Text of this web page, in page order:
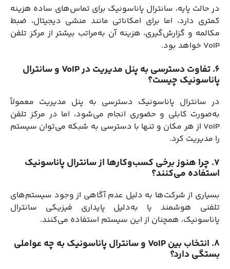
در حالت پایه، سانترال پاناسونیک برای تماس‌های ساده هزینه
کمتری دارد، اما برای امکاناتی مانند منشی دیجیتال، ضبط
مکالمه و گزارش‌گیری، هزینه آن به‌مراتب بیشتر از مرکز تلفن
VoIP خواهد بود.
6. تفاوت دسترسی به پنل مدیریت در VoIP و سانترال
پاناسونیک چیست؟
در سانترال پاناسونیک دسترسی به پنل مدیریت معمولاً
به‌صورت کابلی و حضوری انجام می‌شود، اما در مرکز تلفن
VoIP از هر مکان و تنها با دسترسی به شبکه می‌توان سیستم
را مدیریت کرد.
7. چرا هنوز برخی کسب‌وکارها از سانترال پاناسونیک
استفاده می‌کنند؟
بسیاری از شرکت‌ها به دلیل عدم آگاهی از وجود سیستم‌های
تلفنی هوشمند یا به‌دلیل پایداری فیزیکی سانترال
پاناسونیک، همچنان از این سیستم استفاده می‌کنند.
8. انتخاب بین VoIP و سانترال پاناسونیک به چه عواملی
بستگی دارد؟